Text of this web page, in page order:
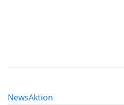
NewsAktion